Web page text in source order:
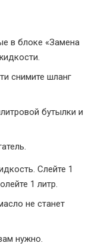
в блоке «Замена
снимите шланг
бутылки и
Слейте 1
1 литр.
не станет
нужно.